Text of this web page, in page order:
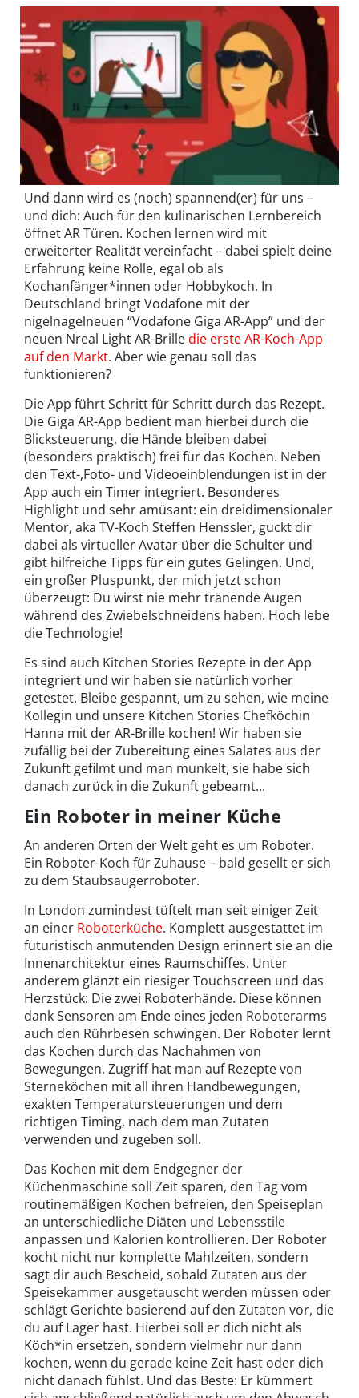
Und dann wird es (noch) spannend(er) für uns –
und dich: Auch für den kulinarischen Lernbereich
öffnet AR Türen. Kochen lernen wird mit
erweiterter Realität vereinfacht – dabei spielt deine
Erfahrung keine Rolle, egal ob als
Kochanfänger*innen oder Hobbykoch. In
Deutschland bringt Vodafone mit der
nigelnagelneuen “Vodafone Giga AR-App” und der
neuen Nreal Light AR-Brilledie erste AR-Koch-App
auf den Markt. Aber wie genau soll das
funktionieren?
Die App führt Schritt für Schritt durch das Rezept.
Die Giga AR-App bedient man hierbei durch die
Blicksteuerung, die Hände bleiben dabei
(besonders praktisch) frei für das Kochen. Neben
den Text-,Foto- und Videoeinblendungen ist in der
App auch ein Timer integriert. Besonderes
Highlight und sehr amüsant: ein dreidimensionaler
Mentor, aka TV-Koch Steffen Henssler, guckt dir
dabei als virtueller Avatar über die Schulter und
gibt hilfreiche Tipps für ein gutes Gelingen. Und,
ein großer Pluspunkt, der mich jetzt schon
überzeugt: Du wirst nie mehr tränende Augen
während des Zwiebelschneidens haben. Hoch lebe
die Technologie!
Es sind auch Kitchen Stories Rezepte in der App
integriert und wir haben sie natürlich vorher
getestet. Bleibe gespannt, um zu sehen, wie meine
Kollegin und unsere Kitchen Stories Chefköchin
Hanna mit der AR-Brille kochen! Wir haben sie
zufällig bei der Zubereitung eines Salates aus der
Zukunft gefilmt und man munkelt, sie habe sich
danach zurück in die Zukunft gebeamt...
Ein Roboter in meiner Küche
An anderen Orten der Welt geht es um Roboter.
Ein Roboter-Koch für Zuhause – bald gesellt er sich
zu dem Staubsaugerroboter.
In London zumindest tüftelt man seit einiger Zeit
an einer Roboterküche. Komplett ausgestattet im
futuristisch anmutenden Design erinnert sie an die
Innenarchitektur eines Raumschiffes. Unter
anderem glänzt ein riesiger Touchscreen und das
Herzstück: Die zwei Roboterhände. Diese können
dank Sensoren am Ende eines jeden Roboterarms
auch den Rührbesen schwingen. Der Roboter lernt
das Kochen durch das Nachahmen von
Bewegungen. Zugriff hat man auf Rezepte von
Sterneköchen mit all ihren Handbewegungen,
exakten Temperatursteuerungen und dem
richtigen Timing, nach dem man Zutaten
verwenden und zugeben soll.
Das Kochen mit dem Endgegner der
Küchenmaschine soll Zeit sparen, den Tag vom
routinemäßigen Kochen befreien, den Speiseplan
an unterschiedliche Diäten und Lebensstile
anpassen und Kalorien kontrollieren. Der Roboter
kocht nicht nur komplette Mahlzeiten, sondern
sagt dir auch Bescheid, sobald Zutaten aus der
Speisekammer ausgetauscht werden müssen oder
schlägt Gerichte basierend auf den Zutaten vor, die
du auf Lager hast. Hierbei soll er dich nicht als
Köch*in ersetzen, sondern vielmehr nur dann
kochen, wenn du gerade keine Zeit hast oder dich
nicht danach fühlst. Und das Beste: Er kümmert